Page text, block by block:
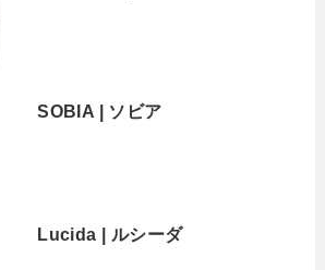
SOBIA | ソビア
Lucida | ルシーダ